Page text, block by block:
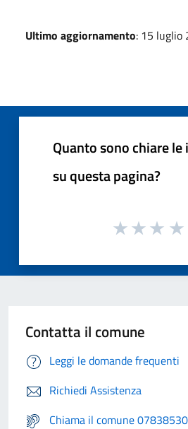
Ultimo aggiornamento: 15 luglio
Quanto sono chiare
su questa pagina?
Contatta il comune
Leggi le domande frequenti
Richiedi Assistenza
Chiama il comune